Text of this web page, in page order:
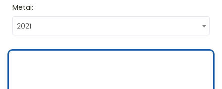
Metai:
2021